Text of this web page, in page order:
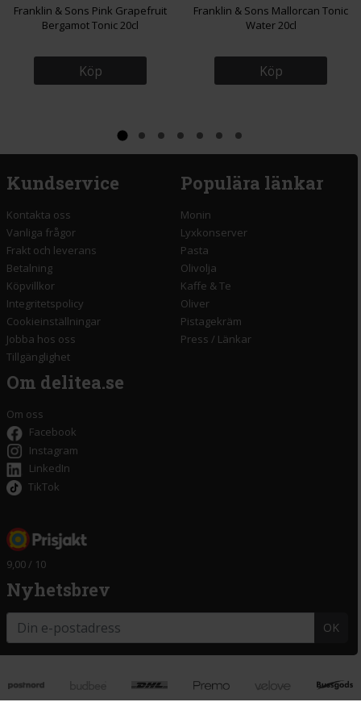
Franklin & Sons Pink Grapefruit
Bergamot Tonic 20cl
Köp
Franklin & Sons Mallorcan Tonic
Water 20cl
Köp
Kundservice
Kontakta oss
Vanliga frågor
Frakt och leverans
Betalning
Köpvillkor
Integritetspolicy
Cookieinställningar
Jobba hos oss
Tillgänglighet
Populära länkar
Monin
Lyxkonserver
Pasta
Olivolja
Kaffe & Te
Oliver
Pistagekräm
Press / Länkar
Om delitea.se
Om oss
Facebook
Instagram
LinkedIn
TikTok
9,00 / 10
Nyhetsbrev
OK